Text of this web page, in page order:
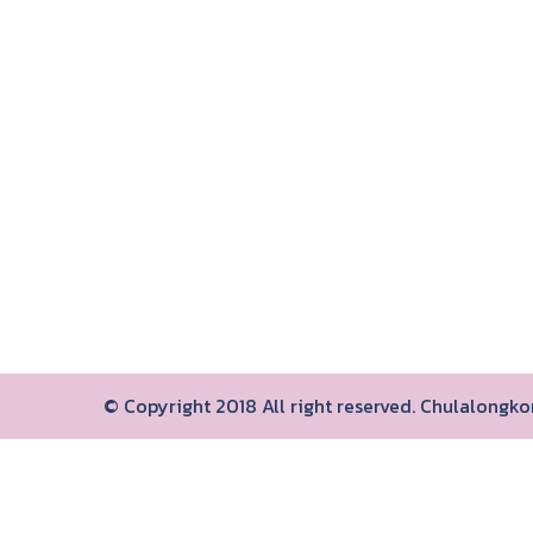
© Copyright 2018 All right reserved.